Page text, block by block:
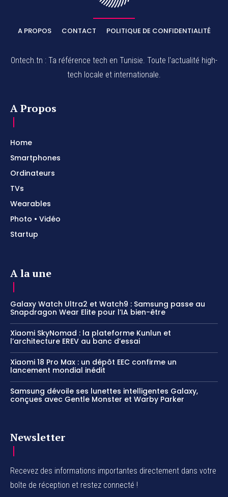
A PROPOS CONTACT POLITIQUE DE CONFIDENTIALITÉ
Ontech.tn : Ta référence tech en Tunisie. Toute l'actualité high-
tech locale et internationale.
A Propos
Home
Smartphones
Ordinateurs
TVs
Wearables
Photo • Vidéo
Startup
A la une
Galaxy Watch Ultra2 et Watch9 : Samsung passe au
Snapdragon Wear Elite pour l’IA bien-être
Xiaomi SkyNomad : la plateforme Kunlun et
l’architecture EREV au banc d’essai
Xiaomi 18 Pro Max : un dépôt EEC confirme un
lancement mondial inédit
Samsung dévoile ses lunettes intelligentes Galaxy,
conçues avec Gentle Monster et Warby Parker
Newsletter
Recevez des informations importantes directement dans votre
boîte de réception et restez connecté !